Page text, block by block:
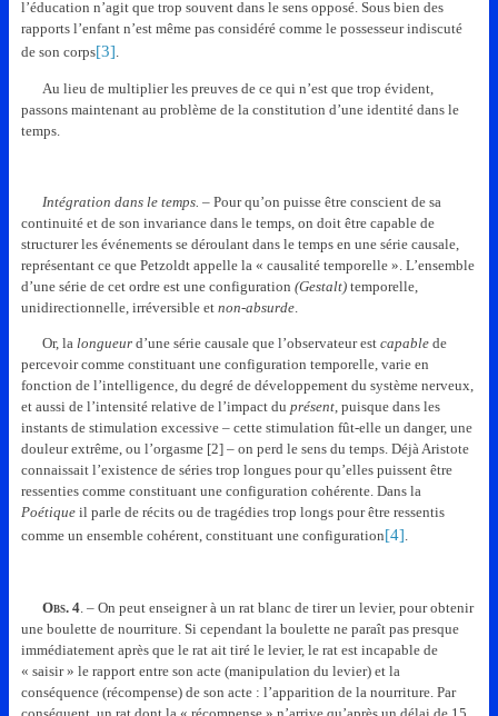
l’éducation n’agit que trop souvent dans le sens opposé. Sous bien des
rapports l’enfant n’est même pas considéré comme le possesseur indiscuté
de son corps[3].
Au lieu de multiplier les preuves de ce qui n’est que trop évident,
passons maintenant au problème de la constitution d’une identité dans le
temps.
Intégration dans le temps. – Pour qu’on puisse être conscient de sa
continuité et de son invariance dans le temps, on doit être capable de
structurer les événements se déroulant dans le temps en une série causale,
représentant ce que Petzoldt appelle la « causalité temporelle ». L’ensemble
d’une série de cet ordre est une configuration (Gestalt)temporelle,
unidirectionnelle, irréversible et non-absurde.
Or, la longueur d’une série causale que l’observateur est capablede
percevoir comme constituant une configuration temporelle, varie en
fonction de l’intelligence, du degré de développement du système nerveux,
et aussi de l’intensité relative de l’impact du présent, puisque dans les
instants de stimulation excessive – cette stimulation fût-elle un danger, une
douleur extrême, ou l’orgasme [2] – on perd le sens du temps.Déjà Aristote
connaissait l’existence de séries trop longues pour qu’elles puissent être
ressenties comme constituant une configuration cohérente. Dans la
Poétiqueil parle de récits ou de tragédies trop longs pour être ressentis
comme un ensemble cohérent, constituant une configuration[4].
Obs.4. – On peut enseigner à un rat blanc de tirer un levier, pour obtenir
une boulette de nourriture. Si cependant la boulette ne paraît pas presque
immédiatement après que le rat ait tiré le levier, le rat est incapable de
« saisir » le rapport entre son acte (manipulation du levier) et la
conséquence (récompense) de son acte : l’apparition de la nourriture. Par